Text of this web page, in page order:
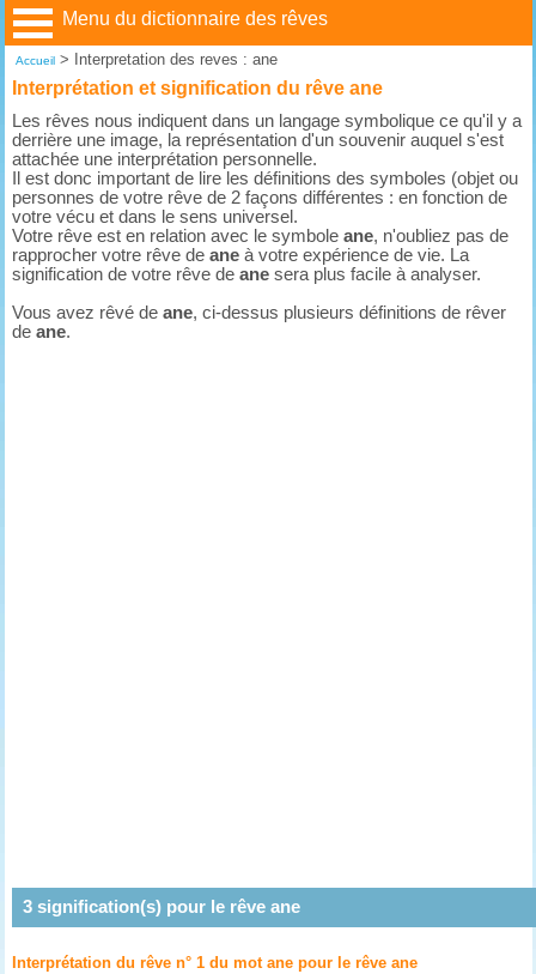
Menu du dictionnaire des rêves
Accueil> Interpretation des reves : ane
Interprétation et signification du rêve ane
Les rêves nous indiquent dans un langage symbolique ce qu'il y a
derrière une image, la représentation d'un souvenir auquel s'est
attachée une interprétation personnelle.
Il est donc important de lire les définitions des symboles (objet ou
personnes de votre rêve de 2 façons différentes : en fonction de
votre vécu et dans le sens universel.
Votre rêve est en relation avec le symboleane, n'oubliez pas de
rapprocher votre rêve deane à votre expérience de vie. La
signification de votre rêve deane sera plus facile à analyser.
Vous avez rêvé deane, ci-dessus plusieurs définitions de rêver
deane.
3signification(s) pour le rêve ane
Interprétation du rêve n° 1 du mot ane pour le rêveane